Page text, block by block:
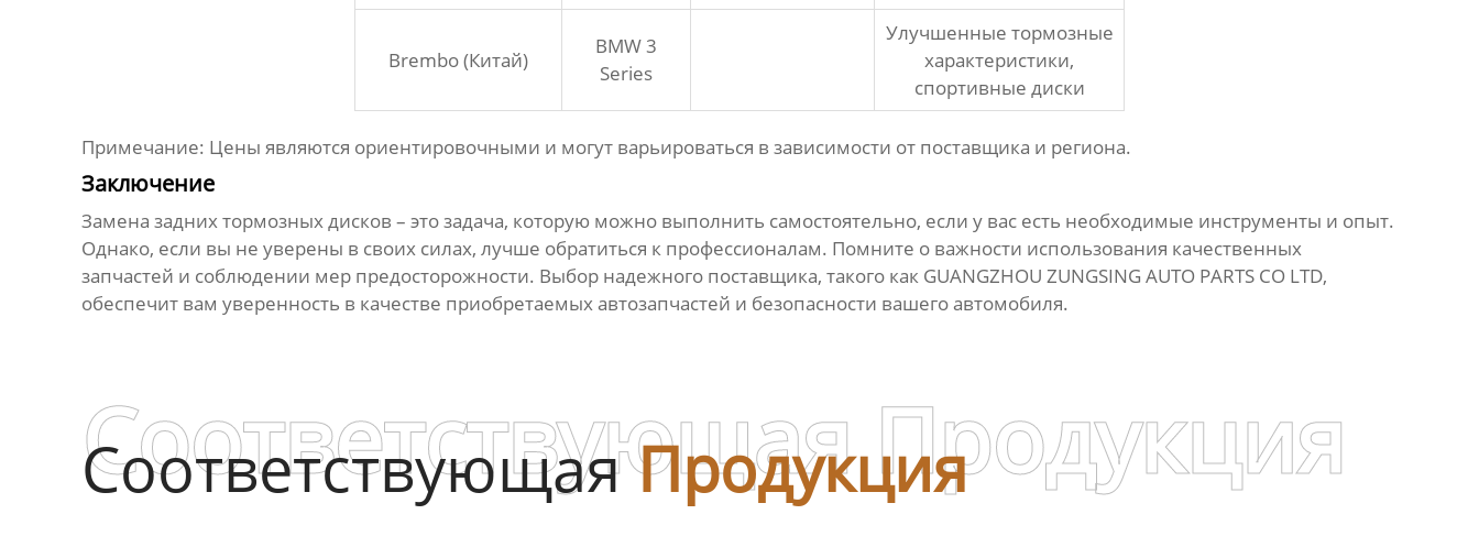
Brembo (Китай)
BMW 3
Series
Улучшенные тормозные
характеристики,
спортивные диски
Примечание: Цены являются ориентировочными и могут варьироваться в зависимости от поставщика и региона.
Заключение
Замена задних тормозных дисков – это задача, которую можно выполнить самостоятельно, если у вас есть необходимые инструменты и опыт.
Однако, если вы не уверены в своих силах, лучше обратиться к профессионалам. Помните о важности использования качественных
запчастей и соблюдении мер предосторожности. Выбор надежного поставщика, такого как GUANGZHOU ZUNGSING AUTO PARTS CO LTD,
обеспечит вам уверенность в качестве приобретаемых автозапчастей и безопасности вашего автомобиля.
СоответствующаяПродукция
Соответствующая Продукция